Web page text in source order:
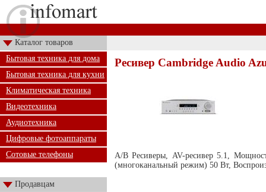
Каталог товаров
Бытовая техника для дома
Бытовая техника для кухни
Климатическая техника
Видеотехника
Аудиотехника
Цифровые фотоаппараты
Сотовые телефоны
Продавцам
Ресивер Cambridge Audio
А/В Ресиверы, AV-ресивер 5.1,
(многоканальный режим) 50 Вт,